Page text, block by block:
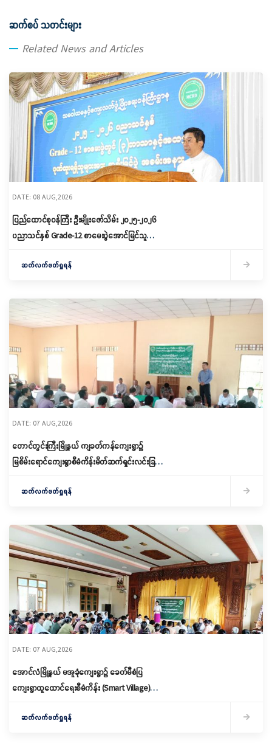
ဆက်စပ် သတင်းများ
Related News and Articles
DATE: 08 AUG,2026
ပြည်ထောင်စုဝန်ကြီး ဦးမျိုးဇော်သိမ်း ၂၀၂၅-၂၀၂၆
ပညာသင်နှစ် Grade-12 စာမေးပွဲအောင်မြင်သူများ
ဆက်လက်ဖတ်ရှုရန်
DATE: 07 AUG,2026
တောင်တွင်းကြီးမြို့နယ် ကျခတ်ကန်ကျေးရွာ၌
မြစိမ်းရောင်ကျေးရွာစီမံကိန်းမိတ်ဆက်ရှင်းလင်းခြင်း
ဆက်လက်ဖတ်ရှုရန်
DATE: 07 AUG,2026
အောင်လံမြို့နယ် မအူခုံကျေးရွာ၌ ခေတ်မီစံပြ
ကျေးရွာထူထောင်ရေးစီမံကိန်း (Smart Village)
ဆက်လက်ဖတ်ရှုရန်